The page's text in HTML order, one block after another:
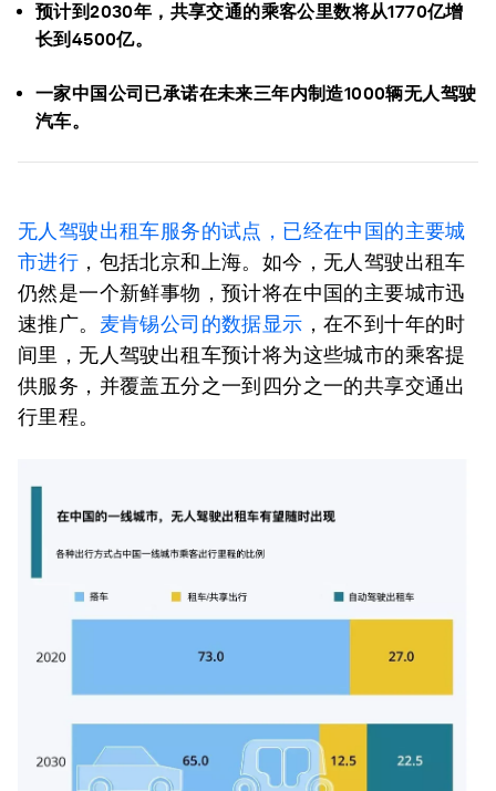
预计到2030年，共享交通的乘客公里数将从1770亿增
长到4500亿。
一家中国公司已承诺在未来三年内制造1000辆无人驾驶
汽车。
无人驾驶出租车服务的试点，已经在中国的主要城
市进行 ，包括北京和上海。如今，无人驾驶出租车
仍然是一个新鲜事物，预计将在中国的主要城市迅
速推广。 麦肯锡公司的数据显示 ，在不到十年的时
间里，无人驾驶出租车预计将为这些城市的乘客提
供服务，并覆盖五分之一到四分之一的共享交通出
行里程。